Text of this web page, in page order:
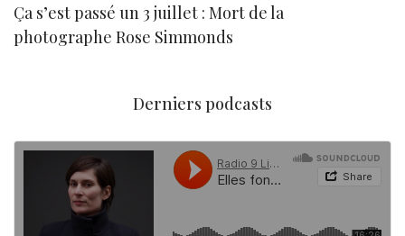
Ça s’est passé un 3 juillet : Mort de la
photographe Rose Simmonds
Derniers podcasts